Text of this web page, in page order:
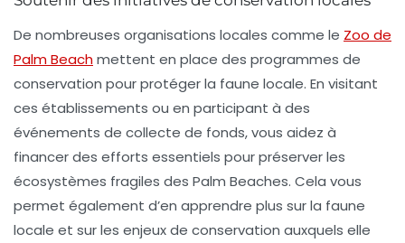
De nombreuses organisations locales comme le Zoo de
Palm Beachmettent en place des programmes de
conservation pour protéger la faune locale. En visitant
ces établissements ou en participant à des
événements de collecte de fonds, vous aidez à
financer des efforts essentiels pour préserver les
écosystèmes fragiles des Palm Beaches. Cela vous
permet également d’en apprendre plus sur la faune
locale et sur les enjeux de conservation auxquels elle